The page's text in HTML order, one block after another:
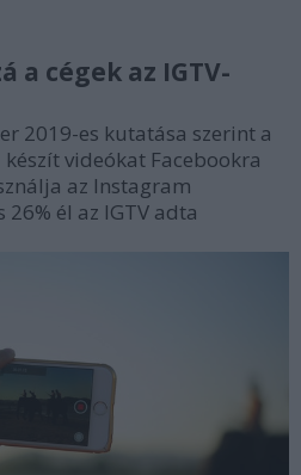
a cégek az IGTV-
2019-es kutatása szerint a
videókat Facebookra
az Instagram
él az IGTV adta